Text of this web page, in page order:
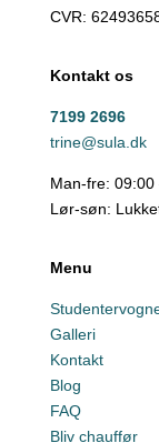
CVR:
Kontakt os
7199 2696
trine@sula.dk
Man-fre: 09:00
Lør-søn:
Menu
Galleri
Kontakt
Blog
FAQ
Bliv chauffør